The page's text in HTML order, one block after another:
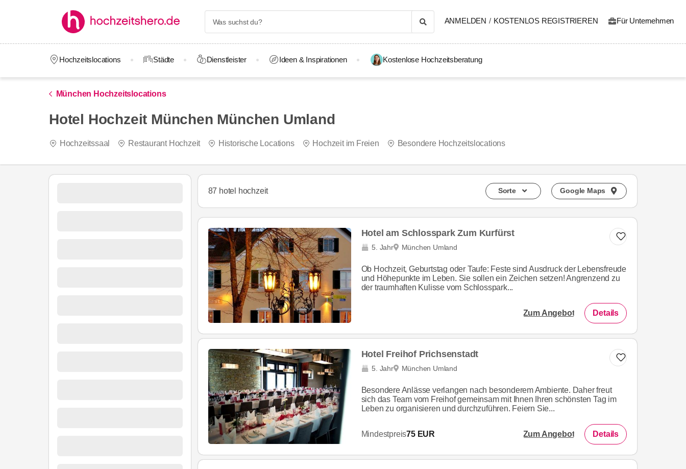
ANMELDEN / KOSTENLOS REGISTRIEREN Für Unternehmen
Hochzeitslocations Städte Dienstleister Ideen & Inspirationen Kostenlose Hochzeitsberatung
München Hochzeitslocations
Hotel Hochzeit München München Umland
Hochzeitssaal Restaurant Hochzeit Historische Locations Hochzeit im Freien Besondere Hochzeitslocations
87 hotel hochzeit Sorte Google Maps
Hotel am Schlosspark Zum Kurfürst
5. Jahr München Umland
Ob Hochzeit, Geburtstag oder Taufe: Feste sind Ausdruck der Lebensfreude
und Höhepunkte im Leben. Sie sollen ein Zeichen setzen! Angrenzend zu
der traumhaften Kulisse vom Schlosspark...
Zum Angebot Details
Hotel Freihof Prichsenstadt
5. Jahr München Umland
Besondere Anlässe verlangen nach besonderem Ambiente. Daher freut
sich das Team vom Freihof gemeinsam mit Ihnen Ihren schönsten Tag im
Leben zu organisieren und durchzuführen. Feiern Sie...
Mindestpreis75 EUR Zum Angebot Details